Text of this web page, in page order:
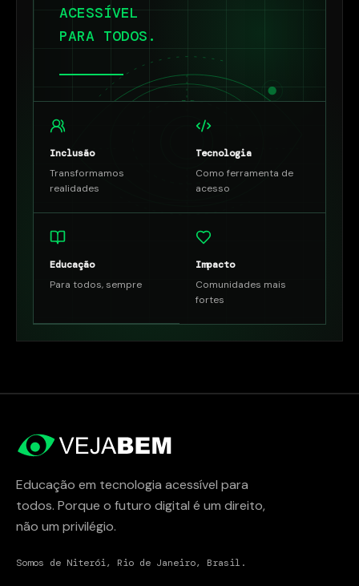
ACESSÍVEL
PARA TODOS.
Inclusão
Transformamos
realidades
Tecnologia
Como ferramenta de
acesso
Educação
Para todos, sempre
Impacto
Comunidades mais
fortes
Educação em tecnologia acessível para
todos. Porque o futuro digital é um direito,
não um privilégio.
Somos de Niterói, Rio de Janeiro, Brasil.